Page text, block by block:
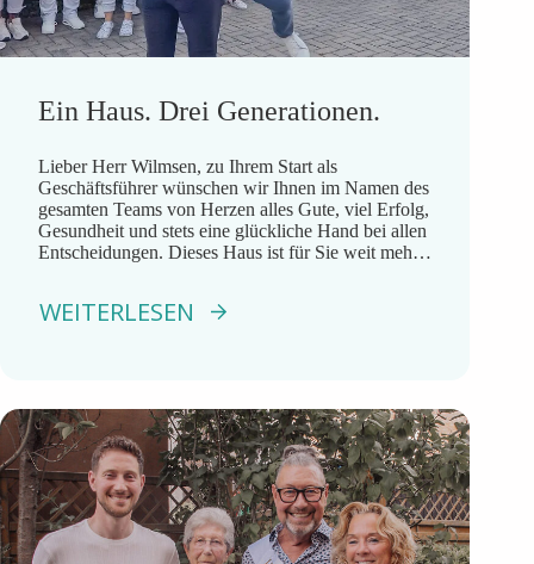
Ein Haus. Drei Generationen.
Lieber Herr Wilmsen, zu Ihrem Start als
Geschäftsführer wünschen wir Ihnen im Namen des
gesamten Teams von Herzen alles Gute, viel Erfolg,
Gesundheit und stets eine glückliche Hand bei allen
Entscheidungen. Dieses Haus ist für Sie weit mehr
Werte, die unser […]
WEITERLESEN